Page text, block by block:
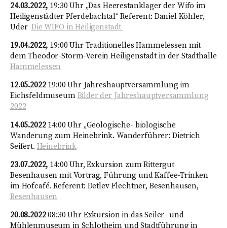
24.03.2022, 19:30 Uhr „Das Heerestanklager der Wifo im
Heiligenstädter Pferdebachtal“ Referent: Daniel Köhler,
UderDie WIFO in Heiligenstadt
19.04.2022, 19:00 Uhr Traditionelles Hammelessen mit
dem Theodor-Storm-Verein Heiligenstadt in der Stadthalle
Hammelessen
12.05.202219:00 Uhr Jahreshauptversammlung im
Eichsfeldmuseum Bilder der Jahreshauptversammlung
2022
14.05.202214:00 Uhr „Geologische- biologische
Wanderung zum Heinebrink. Wanderführer: Dietrich
Seifert. Heinebrink
23.07.2022, 14:00 Uhr, Exkursion zum Rittergut
Besenhausen mit Vortrag, Führung und Kaffee-Trinken
im Hofcafé. Referent: Detlev Flechtner, Besenhausen,
Besenhausen
20.08.202208:30 Uhr Exkursion in das Seiler- und
Mühlenmuseum in Schlotheim und Stadtführung in